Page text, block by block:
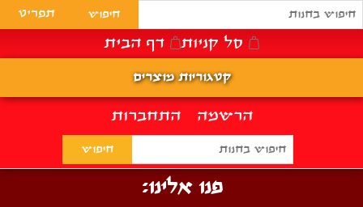
הרשמה התחברות
סל קניות דף הבית
פנו אלינו:
תפריט
קטגוריות מוצרים